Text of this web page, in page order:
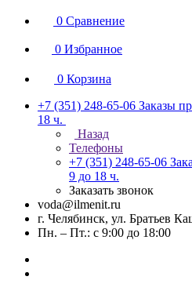
0 Сравнение
0 Избранное
0 Корзина
+7 (351) 248-65-06 Заказы
18 ч.
Назад
Телефоны
+7 (351) 248-65-06
9 до 18 ч.
Заказать звонок
voda@ilmenit.ru
г. Челябинск, ул. Братьев
Пн. – Пт.: с 9:00 до 18:00